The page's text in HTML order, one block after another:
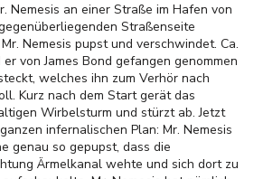
Nemesis an einer Straße im Hafen von
Straßenseite
Nemesis pupst und verschwindet. Ca.
von James Bond gefangen genommen
welches ihn zum Verhör nach
Kurz nach dem Start gerät das
Wirbelsturm und stürzt ab. Jetzt
infernalischen Plan: Mr. Nemesis
genau so gepupst, dass die
Ärmelkanal wehte und sich dort zu